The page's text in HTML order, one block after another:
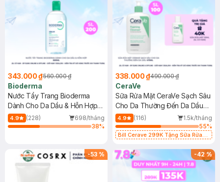
343.000 ₫560.000 ₫
Bioderma
Nước Tẩy Trang Bioderma
Dành Cho Da Dầu & Hỗn Hợp
500ml
4.9 (228)
698/tháng
38%
338.000 ₫490.000 ₫
CeraVe
Sữa Rửa Mặt CeraVe Sạch Sâu
Cho Da Thường Đến Da Dầu
473ml
4.9 (116)
1.5k/tháng
55%
Bill Cerave 299K Tặng Sữa Rửa
-53 % -42%